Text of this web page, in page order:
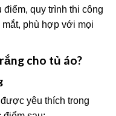
quy trình thi công
mắt, phù hợp với mọi
cho tủ áo?
yêu thích trong